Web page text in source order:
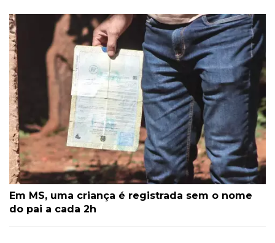
Em MS, uma criança é registrada sem o nome
do pai a cada 2h